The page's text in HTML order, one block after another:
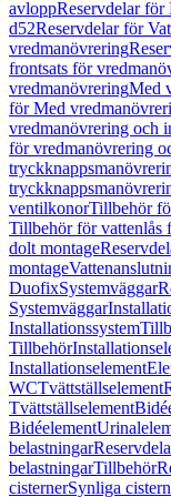
avloppReservdelar
d52Reservdelar för
vredmanövrering
frontsats för
vredmanövreringMed
för Med
vredmanövrering och
för vredmanövrering
ventilkonorTillbehör
Tillbehör för vattenlås
dolt montage
montage
DuofixSystemväggar
Systemväggar
Installationssystem
Tillbehör
Installationselement
WCTvättställselement
Tvättställselement
Bidéelement
belastningar
belastningarTillbehör
cisternerSynliga